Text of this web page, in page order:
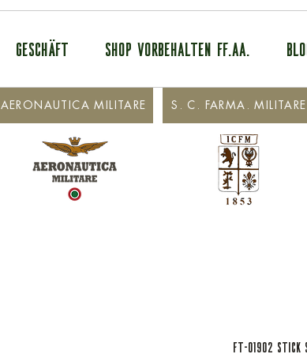
GESCHÄFT SHOP VORBEHALTEN FF.AA.
S. C. FARMA. MILITARE
AERONAUTICA MILITARE
FT-01902 STICK